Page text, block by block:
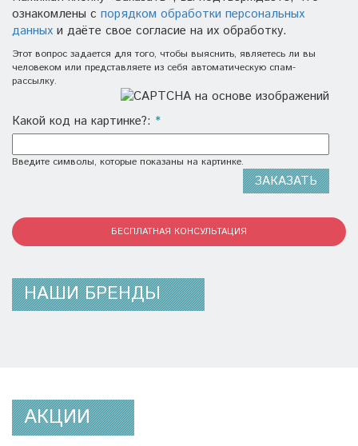
ознакомлены с порядком обработки персональных
данных и даёте свое согласие на их обработку.
Этот вопрос задается для того, чтобы выяснить, являетесь ли вы
человеком или представляете из себя автоматическую спам-
рассылку.
Какой код на картинке?: *
Введите символы, которые показаны на картинке.
БЕСПЛАТНАЯ КОНСУЛЬТАЦИЯ
НАШИ БРЕНДЫ
АКЦИИ